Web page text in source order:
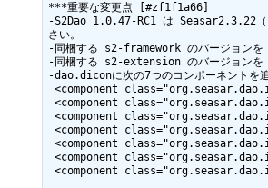
***重要な変更点 [#zf1f1a66]
-S2Dao 1.0.47-RC1 は Seasar2.3.22（
さい。
-同梱する s2-framework のバージョ
-同梱する s2-extension のバージョ
-dao.diconに次の7つのコンポーネントを